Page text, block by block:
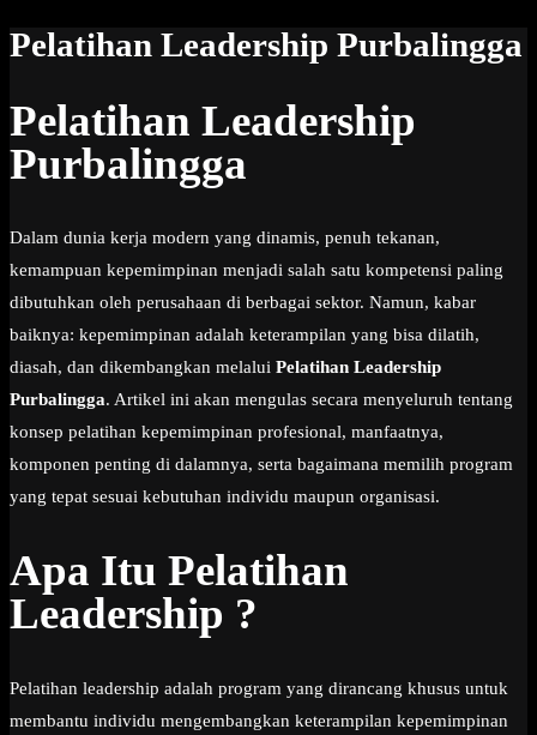
Pelatihan Leadership Purbalingga
Pelatihan Leadership
Purbalingga
Dalam dunia kerja modern yang dinamis, penuh tekanan,
kemampuan kepemimpinan menjadi salah satu kompetensi paling
dibutuhkan oleh perusahaan di berbagai sektor. Namun, kabar
baiknya: kepemimpinan adalah keterampilan yang bisa dilatih,
diasah, dan dikembangkan melalui Pelatihan Leadership
Purbalingga. Artikel ini akan mengulas secara menyeluruh tentang
konsep pelatihan kepemimpinan profesional, manfaatnya,
komponen penting di dalamnya, serta bagaimana memilih program
yang tepat sesuai kebutuhan individu maupun organisasi.
Apa Itu Pelatihan
Leadership ?
Pelatihan leadership adalah program yang dirancang khusus untuk
membantu individu mengembangkan keterampilan kepemimpinan